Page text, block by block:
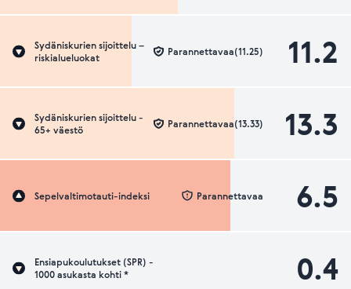
Sydäniskurien sijoittelu –
riskialueluokat
11.2
Parannettavaa(11.25)
Sydäniskurien sijoittelu -
65+ väestö
13.3
Parannettavaa(13.33)
Sepelvaltimotauti-indeksi 6.5
Parannettavaa
Ensiapukoulutukset (SPR) -
1000 asukasta kohti *
0.4